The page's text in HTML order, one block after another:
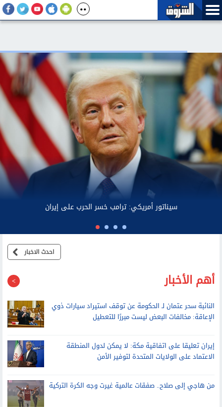
الخارجية الإيرانية: المفاوضات مع سلطنة عُمان بشأن مضيق هرمز بناءة
أهم الأخبار
النائبة سحر عتمان لـ الحكومة عن توقف استيراد سيارات ذوي
الإعاقة: مخالفات البعض ليست مبررًا للتعطيل
إيران تعليقا على اتفاقية مكة: لا يمكن لدول المنطقة
الاعتماد على الولايات المتحدة لتوفير الأمن